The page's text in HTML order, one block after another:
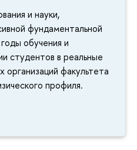
и науки,
фундаментальной
обучения и
студентов в реальные
организаций факультета
профиля.